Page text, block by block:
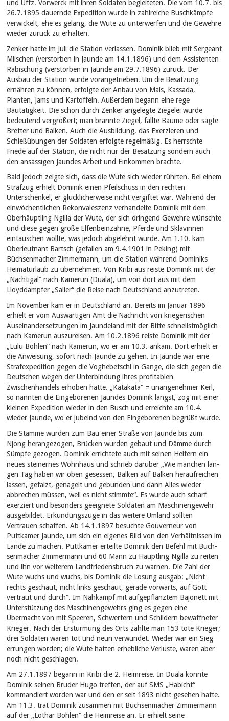
und Uffz. Vorwerck mit ihren Soldaten begleiteten. Die vom 10.7. bis
26.7.1895 dauernde Expedition wurde in zahlreiche Buschkämpfe
verwickelt, ehe es gelang, die Wute zu unterwerfen und die Gewehre
wieder zurück zu erhalten.
Zenker hatte im Juli die Station verlassen. Dominik blieb mit Sergeant
Miischen (verstorben in Jaunde am 14.1.1896) und dem Assistenten
Rabischung (verstorben in Jaunde am 29.7.1896) zurück. Der
Ausbau der Station wurde vorangetrieben. Um die Besatzung
ernähren zu können, erfolgte der Anbau von Mais, Kassada,
Planten, Jams und Kartoffeln. Außerdem begann eine rege
Bautätigkeit. Die schon durch Zenker angelegte Ziegelei wurde
bedeutend vergrößert; man brannte Ziegel, fällte Bäume oder sägte
Bretter und Balken. Auch die Ausbildung, das Exerzieren und
Schießübungen der Soldaten erfolgte regelmäßig. Es herrschte
Friede auf der Station, die nicht nur der Besatzung sondern auch
den ansässigen Jaundes Arbeit und Einkommen brachte.
Bald jedoch zeigte sich, dass die Wute sich wieder rührten. Bei einem
Strafzug erhielt Dominik einen Pfeilschuss in den rechten
Unterschenkel, er glücklicherweise nicht vergiftet war. Während der
einwöchentlichen Rekonvaleszenz verhandelte Dominik mit dem
Oberhäuptling Ngilla der Wute, der sich dringend Gewehre wünschte
und diese gegen große Elfenbeinzähne, Pferde und Sklavinnen
eintauschen wollte, was jedoch abgelehnt wurde. Am 1.10. kam
Oberleutnant Bartsch (gefallen am 9.4.1901 in Peking) mit
Büchsenmacher Zimmermann, um die Station während Dominiks
Heimaturlaub zu übernehmen. Von Kribi aus reiste Dominik mit der
„Nachtigal“ nach Kamerun (Duala), um von dort aus mit dem
Lloyddampfer „Salier“ die Reise nach Deutschland anzutreten.
Im November kam er in Deutschland an. Bereits im Januar 1896
erhielt er vom Auswärtigen Amt die Nachricht von kriegerischen
Auseinandersetzungen im Jaundeland mit der Bitte schnellstmöglich
nach Kamerun auszureisen. Am 10.2.1896 reiste Dominik mit der
„Lulu Bohlen“ nach Kamerun, wo er am 10.3. ankam. Dort erhielt er
die Anweisung, sofort nach Jaunde zu gehen. In Jaunde war eine
Strafexpedition gegen die Voghebetschi in Gange, die sich gegen die
Deutschen wegen der Unterbindung ihres profitablen
Zwischenhandels erhoben hatte. „Katakata“ = unangenehmer Kerl,
so nannten die Eingeborenen Jaundes Dominik längst, zog mit einer
kleinen Expedition wieder in den Busch und erreichte am 10.4.
wieder Jaunde, wo er jubelnd von den Eingeborenen begrüßt wurde.
Die Stämme wurden zum Bau einer Straße von Jaunde bis zum
Njong herangezogen, Brücken wurden gebaut und Dämme durch
Sümpfe gezogen. Dominik errichtete auch mit seinen Helfern ein
neues steinernes Wohnhaus und schrieb darüber „Wie manchen lan-
gen Tag haben wir oben gesessen, Balken auf Balken heraufreichen
lassen, gefalzt, genagelt und gebunden und dann Alles wieder
abbrechen müssen, weil es nicht stimmte“. Es wurde auch scharf
exerziert und besonders geeignete Soldaten am Maschinengewehr
ausgebildet. Erkundungszüge in das weitere Umland sollten
Vertrauen schaffen. Ab 14.1.1897 besuchte Gouverneur von
Puttkamer Jaunde, um sich ein eigenes Bild von den Verhältnissen im
Lande zu machen. Puttkamer erteilte Dominik den Befehl mit Büch-
senmacher Zimmermann und 60 Mann zu Häuptling Ngilla zu reiten
und ihn vor weiterem Landfriedensbruch zu warnen. Die Zahl der
Wute wuchs und wuchs, bis Dominik die Losung ausgab: „Nicht
rechts geschaut, nicht links geschaut, gerade vorwärts, auf Gott
vertraut und durch“. Im Nahkampf mit aufgepflanztem Bajonett mit
Unterstützung des Maschinengewehrs ging es gegen eine
Übermacht von mit Speeren, Schwertern und Schildern bewaffneter
Krieger. Nach der Erstürmung des Orts zählte man 153 tote Krieger;
drei Soldaten waren tot und neun verwundet. Wieder war ein Sieg
errungen worden; die Wute hatten erhebliche Verluste, waren aber
noch nicht geschlagen.
Am 27.1.1897 begann in Kribi die 2. Heimreise. In Duala konnte
Dominik seinen Bruder Hugo treffen, der auf SMS „Habicht“
kommandiert worden war und den er seit 1893 nicht gesehen hatte.
Am 11.3. trat Dominik zusammen mit Büchsenmacher Zimmermann
auf der „Lothar Bohlen“ die Heimreise an. Er erhielt seine